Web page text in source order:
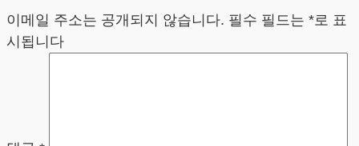
이메일 주소는 공개되지 않습니다. 필수 필드는 *로 표
시됩니다